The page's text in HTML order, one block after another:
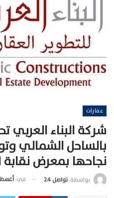
عقارات
شركة البناء العربي
بالساحل الشمالي
نجاحها بمعرض نقابة
بواسطة تواصل 24 في أغسطس